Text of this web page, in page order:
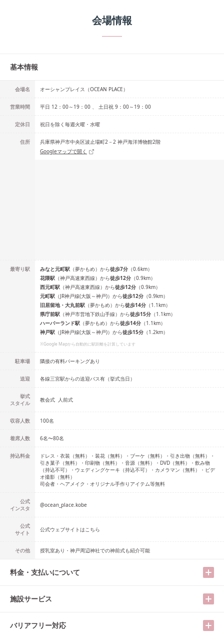
会場情報
基本情報
会場名 オーシャンプレイス（OCEAN PLACE）
営業時間 平日 12：00～19：00 、 土日祝 9：00～19：00
定休日 祝日を除く毎週火曜・水曜
住所
兵庫県神戸市中央区波止場町2－2 神戸海洋博物館2階
Googleマップで開く
最寄り駅 みなと元町駅 （夢かもめ） から徒歩7分 （0.6km）
花隈駅 （神戸高速東西線） から徒歩12分 （0.9km）
西元町駅 （神戸高速東西線） から徒歩12分 （0.9km）
元町駅 （JR神戸線(大阪～神戸)） から徒歩12分 （0.9km）
旧居留地・大丸前駅 （夢かもめ） から徒歩14分 （1.1km）
県庁前駅 （神戸市営地下鉄山手線） から徒歩15分 （1.1km）
ハーバーランド駅 （夢かもめ） から徒歩14分 （1.1km）
神戸駅 （JR神戸線(大阪～神戸)） から徒歩15分 （1.2km）
※Google Mapから自動的に駅距離を計算しています
駐車場 隣接の有料パーキングあり
送迎 各線三宮駅からの送迎バス有（挙式当日）
挙式
スタイル
教会式 人前式
収容人数 100名
着席人数 6名〜80名
持込料金
ドレス・衣装（無料）・装花（無料）・ブーケ（無料）・引き出物（無料）・
引き菓子（無料）・印刷物（無料）・音源（無料）・DVD（無料）・飲み物
（持込不可）・ウェディングケーキ（持込不可）・カメラマン（無料）・ビデ
オ撮影（無料）
司会者・ヘアメイク・オリジナル手作りアイテム等無料
公式
インスタ
@ocean_place.kobe
公式
サイト
公式ウェブサイトはこちら
その他 授乳室あり・神戸周辺神社での神前式も紹介可能
料金・支払いについて
施設サービス
バリアフリー対応